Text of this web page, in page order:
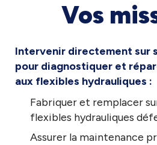
Vos
Intervenir directement sur
pour diagnostiquer et
aux flexibles hydrauliques :
Fabriquer et remplacer
flexibles hydrauliques
Assurer la maintenance